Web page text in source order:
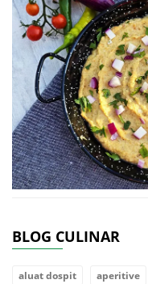
BLOG CULINAR
aluat dospit aperitive